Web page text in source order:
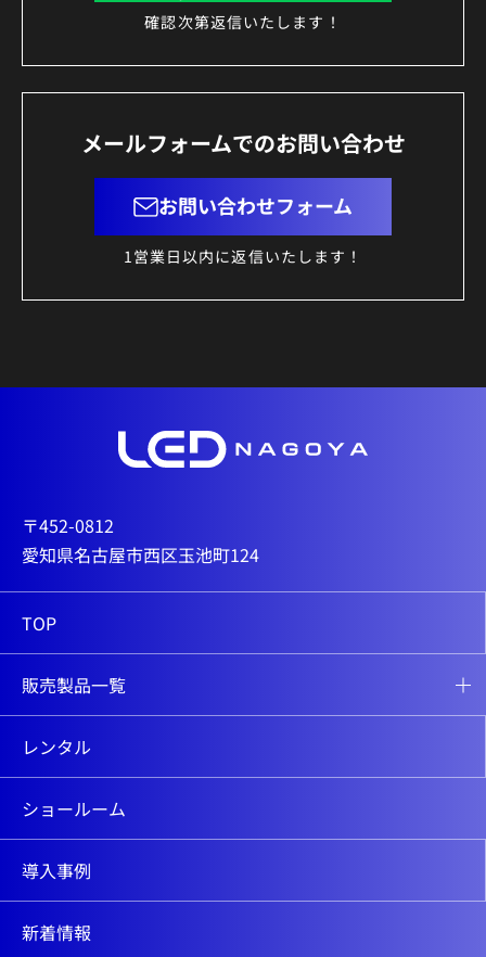
確認次第返信いたします！
メールフォームでのお問い合わせ
お問い合わせフォーム
1営業日以内に返信いたします！
〒452-0812
愛知県名古屋市西区玉池町124
TOP
販売製品一覧
レンタル
ショールーム
導入事例
新着情報